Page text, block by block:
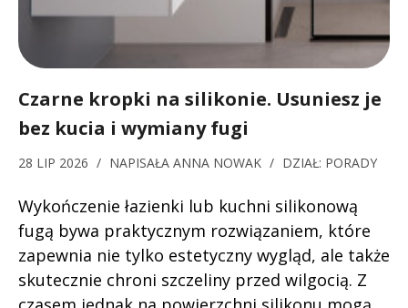
Czarne kropki na silikonie. Usuniesz je
bez kucia i wymiany fugi
28 LIP 2026 / NAPISAŁA ANNA NOWAK / DZIAŁ: PORADY
Wykończenie łazienki lub kuchni silikonową
fugą bywa praktycznym rozwiązaniem, które
zapewnia nie tylko estetyczny wygląd, ale także
skutecznie chroni szczeliny przed wilgocią. Z